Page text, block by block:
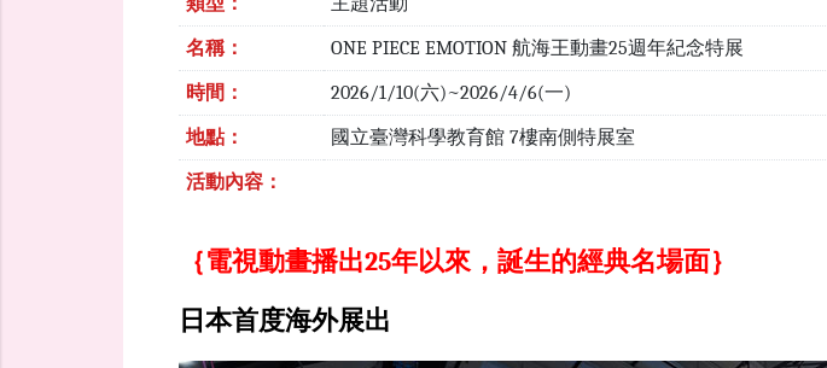
名稱： ONE PIECE EMOTION 航海王動畫25週年紀念特展
時間： 2026/1/10(六)~2026/4/6(一)
地點： 國立臺灣科學教育館 7樓南側特展室
活動內容：
｛電視動畫播出25年以來，誕生的經典名場面｝
日本首度海外展出